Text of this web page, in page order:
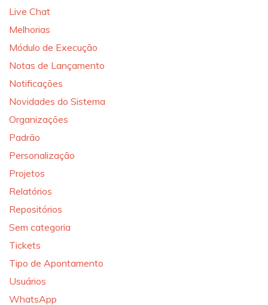
Live Chat
Melhorias
Módulo de Execução
Notas de Lançamento
Notificações
Novidades do Sistema
Organizações
Padrão
Personalização
Projetos
Relatórios
Repositórios
Sem categoria
Tickets
Tipo de Apontamento
Usuários
WhatsApp